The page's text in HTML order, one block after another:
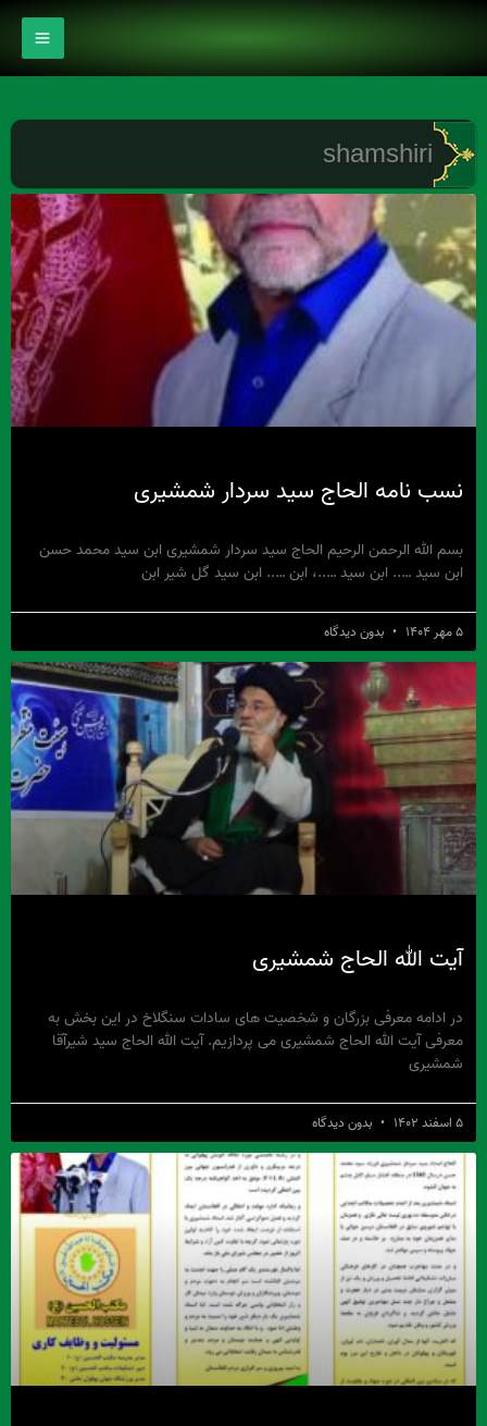
محتوا
shamshiri
نسب نامه الحاج سید سردار شمشیری
بسم الله الرحمن الرحیم الحاج سید سردار شمشیری ابن سید محمد حسن
ابن سید ….. ابن سید …..، ابن ….. ابن سید گل شیر ابن
۵ مهر ۱۴۰۴ بدون دیدگاه
آیت الله الحاج شمشیری
در ادامه معرفی بزرگان و شخصیت های سادات سنگلاخ در این بخش به
معرفی آیت الله الحاج شمشیری می پردازیم. آیت الله الحاج سید شیرآقا
شمشیری
۵ اسفند ۱۴۰۲ بدون دیدگاه